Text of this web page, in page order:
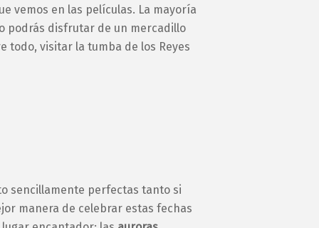
vemos en las películas. La mayoría
podrás disfrutar de un mercadillo
todo, visitar la tumba de los Reyes
sencillamente perfectas tanto si
manera de celebrar estas fechas